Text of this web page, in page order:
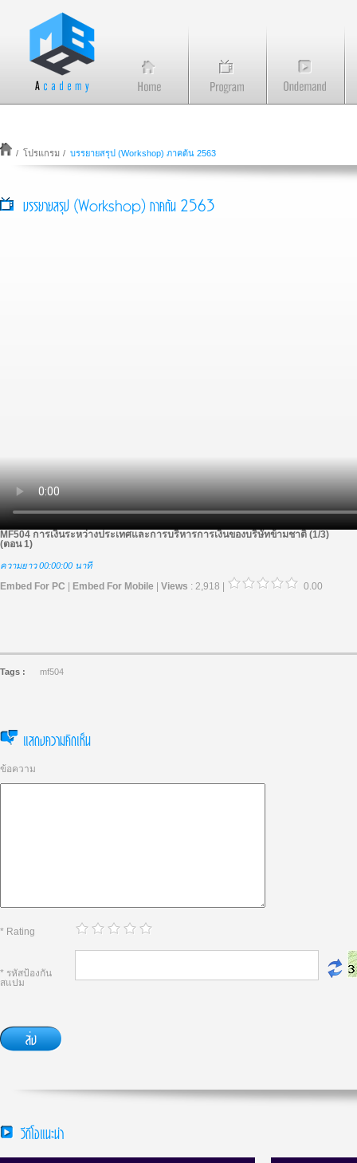
/ โปรแกรม / บรรยายสรุป (Workshop) ภาคต้น 2563
บรรยายสรุป (Workshop) ภาคต้น 2563
MF504 การเงินระหว่างประเทศและการบริหารการเงินของบริษัทข้ามชาติ (1/3)
(ตอน 1)
ความยาว 00:00:00 นาที
Embed For PC Embed For Mobile Views : 2,918 | 0.00
Tags : mf504
แสดงความคิดเห็น
ข้อความ
* Rating
* รหัสป้องกัน
สแปม
วีดีโอแนะนำ